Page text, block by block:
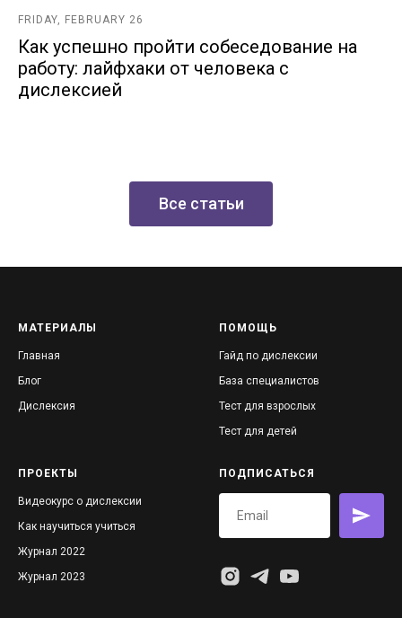
FRIDAY, FEBRUARY 26
Как успешно пройти собеседование на
работу: лайфхаки от человека с
дислексией
Все статьи
МАТЕРИАЛЫ
Главная
Блог
Дислексия
ПОМОЩЬ
Гайд по дислексии
База специалистов
Тест для взрослых
Тест для детей
ПРОЕКТЫ
Видеокурс о дислексии
Как научиться учиться
Журнал 2022
Журнал 2023
ПОДПИСАТЬСЯ